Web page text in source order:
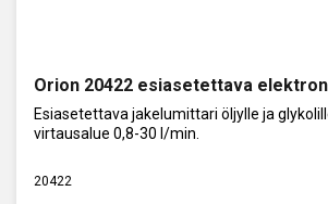
Orion 20422 esiasetettava
Esiasetettava jakelumittari öljylle ja
virtausalue 0,8-30 l/min.
20422